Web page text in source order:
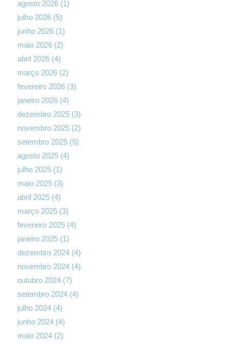
agosto 2026(1)
julho 2026(5)
junho 2026(1)
maio 2026(2)
abril 2026(4)
março 2026(2)
fevereiro 2026(3)
janeiro 2026(4)
dezembro 2025(3)
novembro 2025(2)
setembro 2025(5)
agosto 2025(4)
julho 2025(1)
maio 2025(3)
abril 2025(4)
março 2025(3)
fevereiro 2025(4)
janeiro 2025(1)
dezembro 2024(4)
novembro 2024(4)
outubro 2024(7)
setembro 2024(4)
julho 2024(4)
junho 2024(4)
maio 2024(2)